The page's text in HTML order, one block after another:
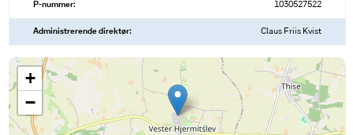
P-nummer: 1030527522
Administrerende direktør: Claus Friis Kvist
+
−